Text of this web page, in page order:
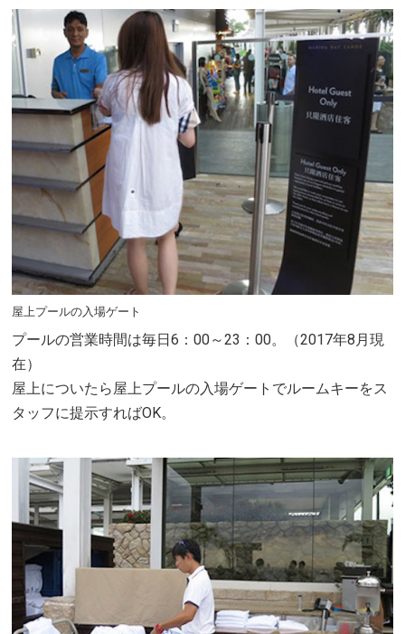
屋上プールの入場ゲート
プールの営業時間は毎日6：00～23：00。（2017年8月現
在）
屋上についたら屋上プールの入場ゲートでルームキーをス
タッフに提示すればOK。